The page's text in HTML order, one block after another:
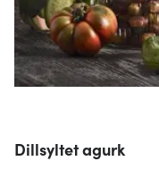
Dillsyltet agurk